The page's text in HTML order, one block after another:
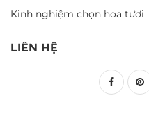
Kinh nghiệm chọn hoa tươi
LIÊN HỆ